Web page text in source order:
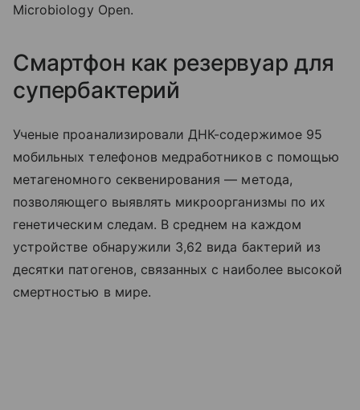
Microbiology Open.
Смартфон как резервуар для
супербактерий
Ученые проанализировали ДНК-содержимое 95
мобильных телефонов медработников с помощью
метагеномного секвенирования — метода,
позволяющего выявлять микроорганизмы по их
генетическим следам. В среднем на каждом
устройстве обнаружили 3,62 вида бактерий из
десятки патогенов, связанных с наиболее высокой
смертностью в мире.